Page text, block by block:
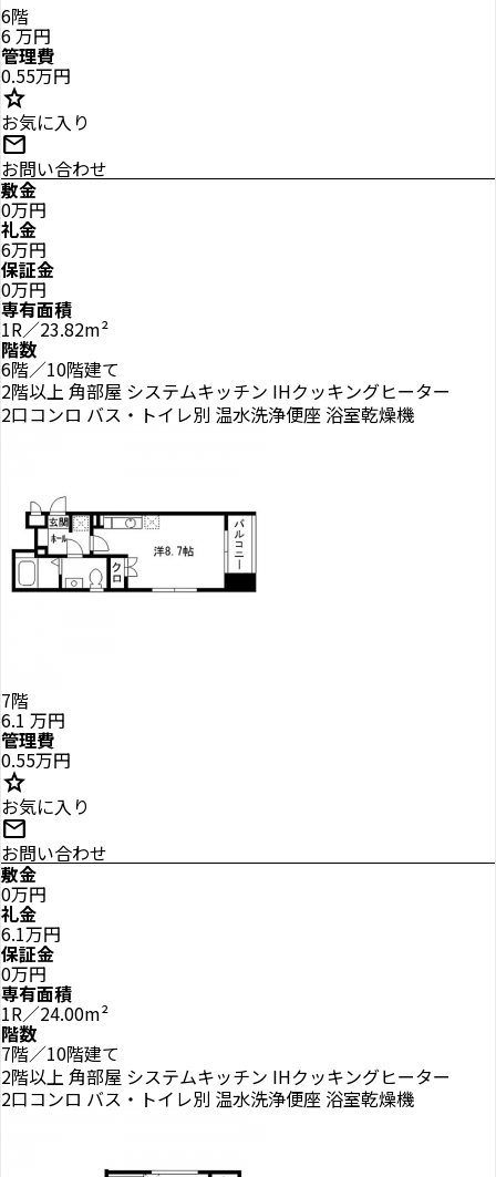
6階
6万円
管理費
0.55万円
star
お気に入り
mail
お問い合わせ
敷金
0万円
礼金
6万円
保証金
0万円
専有面積
1R／23.82m²
階数
6階／10階建て
2階以上 角部屋 システムキッチン IHクッキングヒーター
2口コンロ バス・トイレ別 温水洗浄便座 浴室乾燥機
7階
6.1 万円
管理費
0.55万円
star
お気に入り
mail
お問い合わせ
敷金
0万円
礼金
6.1万円
保証金
0万円
専有面積
1R／24.00m²
階数
7階／10階建て
2階以上 角部屋 システムキッチン IHクッキングヒーター
2口コンロ バス・トイレ別 温水洗浄便座 浴室乾燥機